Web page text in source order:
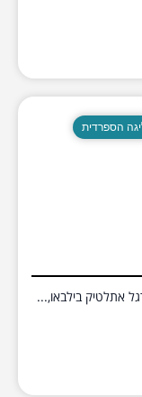
הספרדית
אתלטיק בילבאו,...